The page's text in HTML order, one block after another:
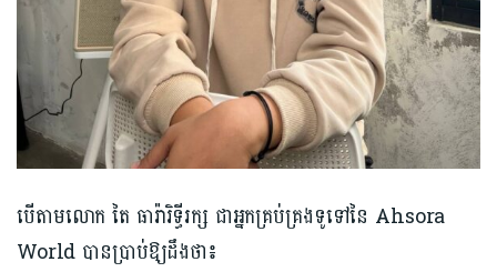
បើតាមលោ​ក តៃ ធារ៉ារិទ្ធីរក្ស ជាអ្នកគ្រប់គ្រងទូទៅនៃ Ahsora
World បានប្រាប់ឱ្យដឹងថា៖